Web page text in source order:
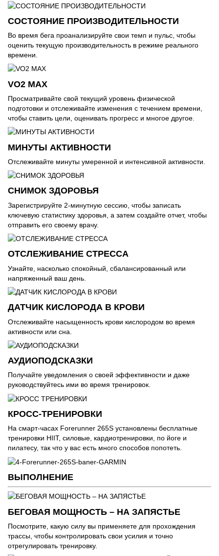
СОСТОЯНИЕ ПРОИЗВОДИТЕЛЬНОСТИ
Во время бега проанализируйте свои темп и пульс, чтобы
оценить текущую производительность в режиме реального
времени.
VO2 MAX
Просматривайте свой текущий уровень физической
подготовки и отслеживайте изменения с течением времени,
чтобы ставить цели, оценивать прогресс и многое другое.
МИНУТЫ АКТИВНОСТИ
Отслеживайте минуты умеренной и интенсивной активности.
СНИМОК ЗДОРОВЬЯ
Зарегистрируйте 2-минутную сессию, чтобы записать
ключевую статистику здоровья, а затем создайте отчет, чтобы
отправить его своему врачу.
ОТСЛЕЖИВАНИЕ СТРЕССА
Узнайте, насколько спокойный, сбалансированный или
напряженный ваш день.
ДАТЧИК КИСЛОРОДА В КРОВИ
Отслеживайте насыщенность крови кислородом во время
активности или сна.
АУДИОПОДСКАЗКИ
Получайте уведомления о своей эффективности и даже
руководствуйтесь ими во время тренировок.
КРОСС-ТРЕНИРОВКИ
На смарт-часах Forerunner 265S установлены бесплатные
тренировки HIIT, силовые, кардиотренировки, по йоге и
пилатесу, так что у вас есть много способов попотеть.
ВЫПОЛНЕНИЕ
БЕГОВАЯ МОЩНОСТЬ – НА ЗАПЯСТЬЕ
Посмотрите, какую силу вы применяете для прохождения
трассы, чтобы контролировать свои усилия и точно
отрегулировать тренировку.